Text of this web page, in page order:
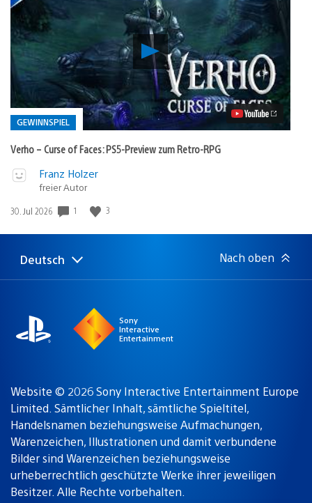
Verho
–
Curse
of
Faces:
PS5-
Preview
zum
Retro-
GEWINNSPIEL
Verho – Curse of Faces: PS5-Preview zum Retro-RPG
Veröffentlicht
Gewinnspiel
Franz Holzer
freier Autor
Veröffentlichungsdatum:
30. Jul 2026 1 3
Select
Aktuelle
Deutsch Nach oben
Sony
Interactive
Entertainment
Website © 2026 Sony Interactive Entertainment Europe
Limited. Sämtlicher Inhalt, sämtliche Spieltitel,
Handelsnamen beziehungsweise Aufmachungen,
Warenzeichen, Illustrationen und damit verbundene
Bilder sind Warenzeichen beziehungsweise
urheberrechtlich geschützte Werke ihrer jeweiligen
Besitzer. Alle Rechte vorbehalten.